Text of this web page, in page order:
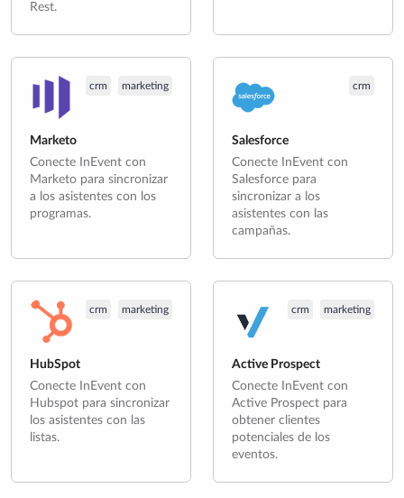
Rest.
crm marketing
Marketo
Conecte InEvent con
Marketo para sincronizar
a los asistentes con los
programas.
crm
Salesforce
Conecte InEvent con
Salesforce para
sincronizar a los
asistentes con las
campañas.
crm marketing
HubSpot
Conecte InEvent con
Hubspot para sincronizar
los asistentes con las
listas.
crm marketing
Active Prospect
Conecte InEvent con
Active Prospect para
obtener clientes
potenciales de los
eventos.